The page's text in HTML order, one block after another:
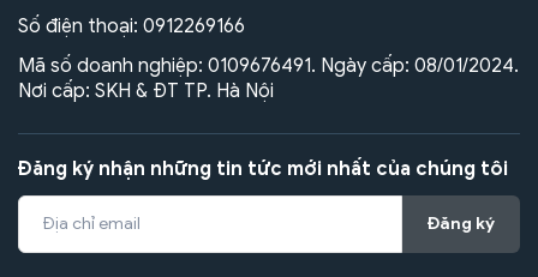
Số điện thoại: 0912269166
Mã số doanh nghiệp: 0109676491. Ngày cấp: 08/01/2024.
Nơi cấp: SKH & ĐT TP. Hà Nội
Đăng ký nhận những tin tức mới nhất của chúng tôi
Đăng ký